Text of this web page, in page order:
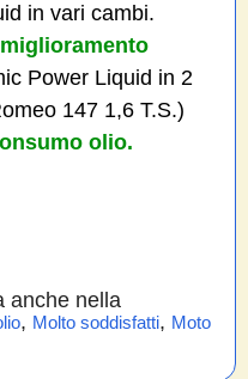
in vari cambi.
miglioramento
Power Liquid in 2
147 1,6 T.S.)
olio.
anche nella
, Molto soddisfatti, Moto